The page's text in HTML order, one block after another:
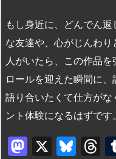
もし身近に、どんでん
な友達や、心がじんわ
人がいたら、この作品
ロールを迎えた瞬間に
語り合いたくて仕方が
ント体験になるはずです。
M X
Bl
T